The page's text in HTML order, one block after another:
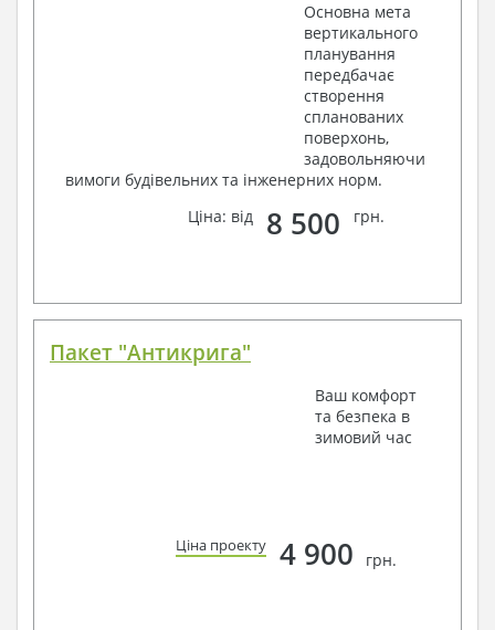
Основна мета
вертикального
планування
передбачає
створення
спланованих
поверхонь,
задовольняючи
вимоги будівельних та інженерних норм.
Ціна: від
8 500 грн.
Пакет "Антикрига"
Ваш комфорт
та безпека в
зимовий час
Ціна проекту 4 900 грн.